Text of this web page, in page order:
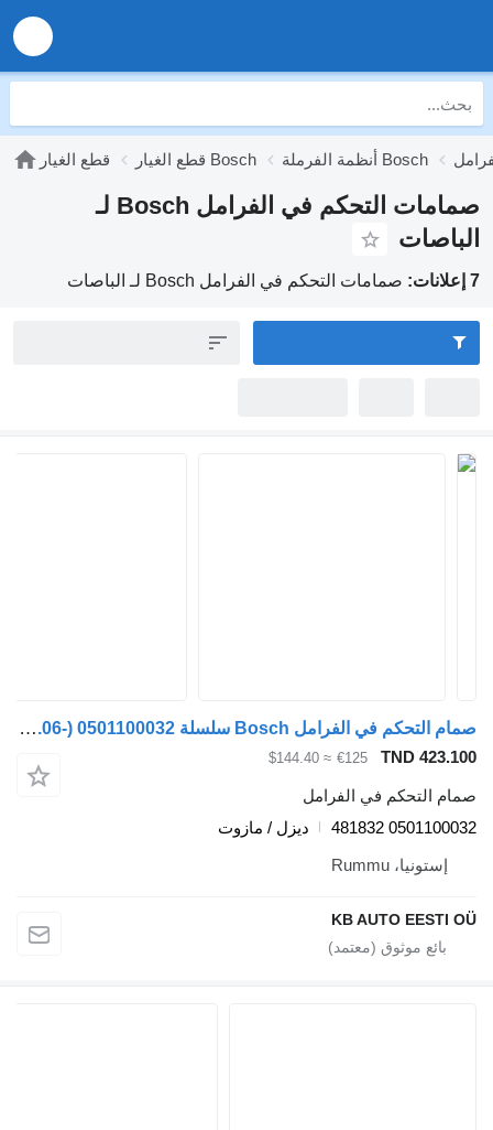
قطع الغيار قطع الغيار Bosch أنظمة الفرملة Bosch
صمامات التحكم في الفرامل Bosch لـ
الباصات
7 إعلانات: صمامات التحكم في الفرامل Bosch لـ الباصات
صمام التحكم في الفرامل Bosch سلسلة K (01.06-) 0501100032 لـ الباصات Scania K,N,F-series bus (2006-)
TND 423.100
€125
≈ $144.40
صمام التحكم في الفرامل
0501100032 481832
ديزل / مازوت
إستونيا، Rummu
KB AUTO EESTI OÜ